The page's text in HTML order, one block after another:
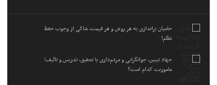
حامیان براندازی به هر روش و هر قیمت، شاکی از وجوب حفظ
نظام!
جهاد تبیین، جوانگرایی و مردم‌داری یا تحقیق، تدریس و تالیف؛
ماموریت کدام است؟